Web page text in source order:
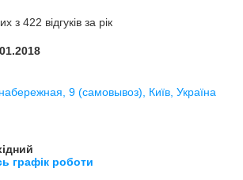
з 422 відгуків за рік
9 (самовывоз), Київ, Україна
графік роботи